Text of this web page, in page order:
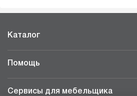
Каталог
Помощь
Сервисы для мебельщика